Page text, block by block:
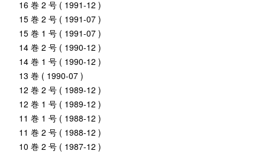
16 巻 2 号 ( 1991-12 )
15 巻 2 号 ( 1991-07 )
15 巻 1 号 ( 1991-07 )
14 巻 2 号 ( 1990-12 )
14 巻 1 号 ( 1990-12 )
13 巻 ( 1990-07 )
12 巻 2 号 ( 1989-12 )
12 巻 1 号 ( 1989-12 )
11 巻 1 号 ( 1988-12 )
11 巻 2 号 ( 1988-12 )
10 巻 2 号 ( 1987-12 )